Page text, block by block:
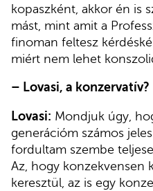
kopaszként, akkor én is
mást, mint amit a
finoman feltesz
miért nem lehet
– Lovasi, a konzervatív?
Lovasi: Mondjuk úgy,
generációm számos
fordultam szembe
Az, hogy konzekvensen
keresztül, az is egy